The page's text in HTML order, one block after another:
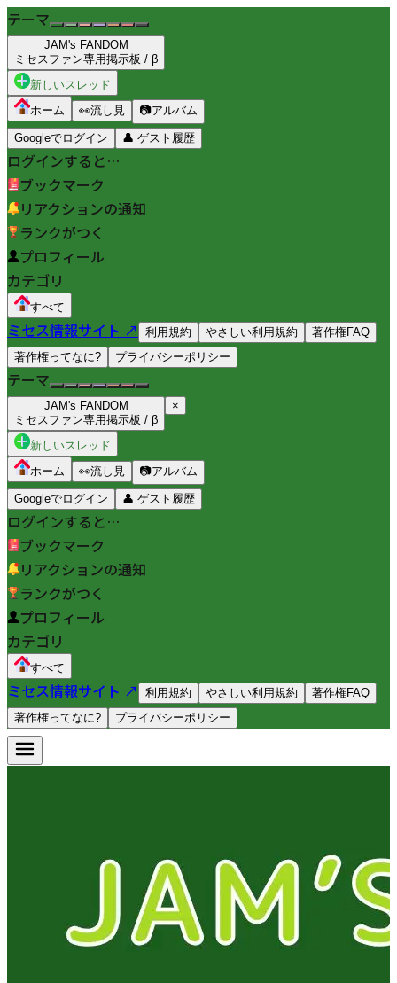
テーマ
JAM's FANDOM
ミセスファン専用掲示板 / β
新しいスレッド
ホーム
👀流し見 📷アルバム
Googleでログイン 👤 ゲスト履歴
ログインすると…
ブックマーク
リアクションの通知
ランクがつく
プロフィール
カテゴリ
すべて
ミセス情報サイト ↗ 利用規約 やさしい利用規約
著作権FAQ
著作権ってなに?
プライバシーポリシー
テーマ
JAM's FANDOM
ミセスファン専用掲示板 / β
×
新しいスレッド
ホーム
👀流し見 📷アルバム
Googleでログイン 👤 ゲスト履歴
ログインすると…
ブックマーク
リアクションの通知
ランクがつく
プロフィール
カテゴリ
すべて
ミセス情報サイト ↗ 利用規約 やさしい利用規約
著作権FAQ
著作権ってなに?
プライバシーポリシー